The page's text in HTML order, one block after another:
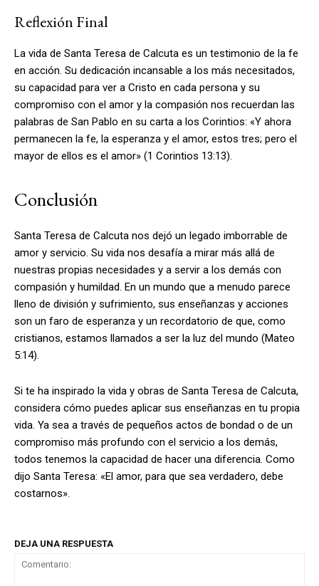
Reflexión Final
La vida de Santa Teresa de Calcuta es un testimonio de la fe
en acción. Su dedicación incansable a los más necesitados,
su capacidad para ver a Cristo en cada persona y su
compromiso con el amor y la compasión nos recuerdan las
palabras de San Pablo en su carta a los Corintios: «Y ahora
permanecen la fe, la esperanza y el amor, estos tres; pero el
mayor de ellos es el amor» (1 Corintios 13:13).
Conclusión
Santa Teresa de Calcuta nos dejó un legado imborrable de
amor y servicio. Su vida nos desafía a mirar más allá de
nuestras propias necesidades y a servir a los demás con
compasión y humildad. En un mundo que a menudo parece
lleno de división y sufrimiento, sus enseñanzas y acciones
son un faro de esperanza y un recordatorio de que, como
cristianos, estamos llamados a ser la luz del mundo (Mateo
5:14).
Si te ha inspirado la vida y obras de Santa Teresa de Calcuta,
considera cómo puedes aplicar sus enseñanzas en tu propia
vida. Ya sea a través de pequeños actos de bondad o de un
compromiso más profundo con el servicio a los demás,
todos tenemos la capacidad de hacer una diferencia. Como
dijo Santa Teresa: «El amor, para que sea verdadero, debe
costarnos».
DEJA UNA RESPUESTA